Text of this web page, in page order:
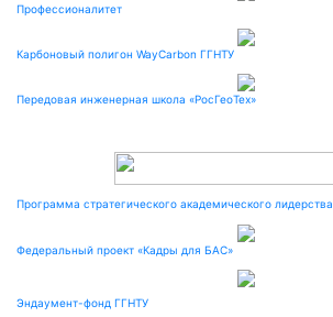
Профессионалитет
Карбоновый полигон WayCarbon ГГНТУ
Передовая инженерная школа «РосГеоТех»
Программа стратегического академического лидерства
Федеральный проект «Кадры для БАС»
Эндаумент-фонд ГГНТУ